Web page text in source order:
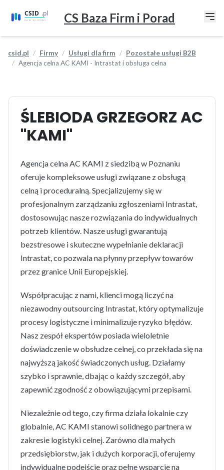
CS Baza Firm i Porad
csid.pl Firmy Usługi dla firm
Pozostałe usługi B2B
Agencja celna AC KAMI - Intrastat i obsługa celna
ŚLEBIODA GRZEGORZ AC
"KAMI"
Agencja celna AC KAMI z siedzibą w Poznaniu
oferuje kompleksowe usługi związane z obsługą
celną i proceduralną. Specjalizujemy się w
profesjonalnym zarządzaniu zgłoszeniami Intrastat,
dostosowując nasze rozwiązania do indywidualnych
potrzeb klientów. Nasze usługi gwarantują
bezstresowe i skuteczne wypełnianie deklaracji
Intrastat, co pozwala na płynny przepływ towarów
przez granice Unii Europejskiej.
Współpracując z nami, klienci mogą liczyć na
niezawodny outsourcing Intrastat, który optymalizuje
procesy logistyczne i minimalizuje ryzyko błędów.
Nasz zespół ekspertów posiada wieloletnie
doświadczenie w obsłudze celnej, co przekłada się na
najwyższą jakość świadczonych usług. Działamy
szybko i sprawnie, dbając o każdy szczegół, aby
zapewnić zgodność z obowiązującymi przepisami.
Niezależnie od tego, czy firma działa lokalnie czy
globalnie, AC KAMI stanowi solidnego partnera w
zakresie logistyki celnej. Zarówno dla małych
przedsiębiorstw, jak i dużych korporacji, oferujemy
indywidualne podejście oraz pełne wsparcie na